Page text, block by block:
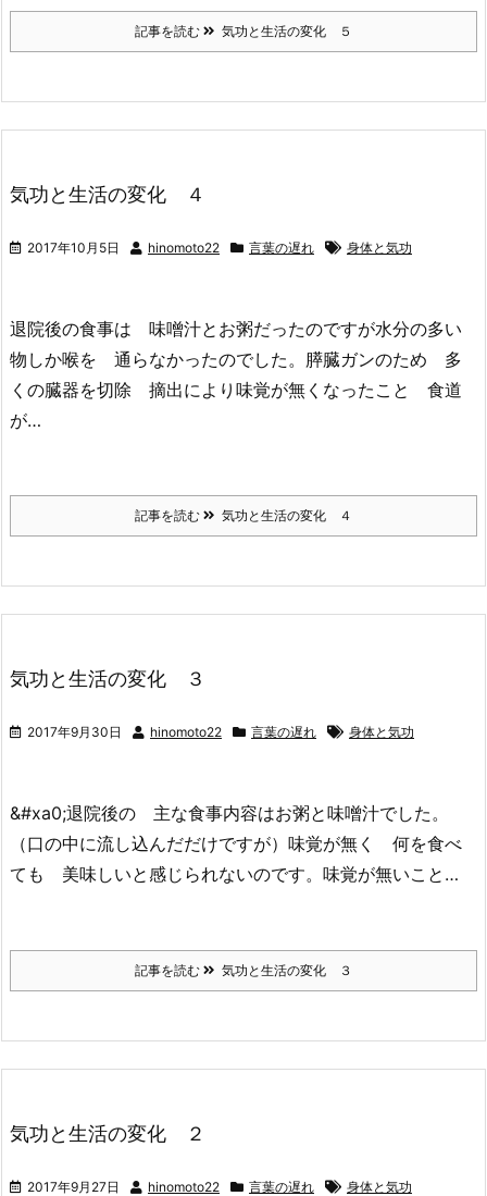
記事を読む 気功と生活の変化 ５
気功と生活の変化 ４
2017年10月5日 hinomoto22 言葉の遅れ 身体と気功
退院後の食事は 味噌汁とお粥だったのですが水分の多い
物しか喉を 通らなかったのでした。膵臓ガンのため 多
くの臓器を切除 摘出により味覚が無くなったこと 食道
が…
記事を読む 気功と生活の変化 ４
気功と生活の変化 ３
2017年9月30日 hinomoto22 言葉の遅れ 身体と気功
&#xa0;退院後の 主な食事内容はお粥と味噌汁でした。
（口の中に流し込んだだけですが）味覚が無く 何を食べ
ても 美味しいと感じられないのです。味覚が無いこと…
記事を読む 気功と生活の変化 ３
気功と生活の変化 ２
2017年9月27日 hinomoto22 言葉の遅れ 身体と気功